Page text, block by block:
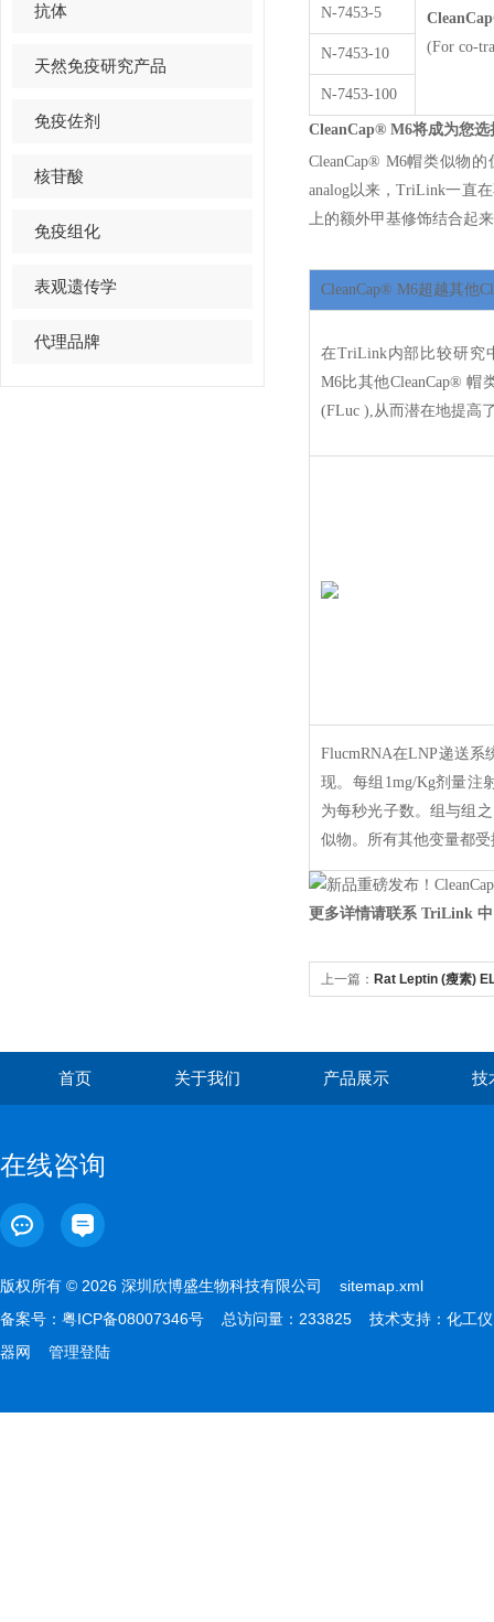
抗体
天然免疫研究产品
免疫佐剂
核苷酸
免疫组化
表观遗传学
代理品牌
(For co-
N-7453-5
N-7453-10
N-7453-100
CleanCap® M6将成为您选
CleanCap® M6帽类似物的
analog以来，TriLink一直
上的额外甲基修饰结合起
CleanCap® M6超越其他
在TriLink内部比较研究
M6比其他CleanCap®帽
(FLuc ),从而潜在地提高
FlucmRNA在LNP递送系
现。每组 1mg/Kg剂量注
为每秒光子数。组与组
似物。所有其他变量都
更多详情请联系 TriLink
上一篇： Rat Leptin (瘦素)
首页 关于我们 产品展示 技
在线咨询
版权所有 © 2026 深圳欣博盛生物科技有限公司 sitemap.xml
备案号： 粤ICP备08007346号 总访问量：233825 技术支持： 化工仪
器网
管理登陆